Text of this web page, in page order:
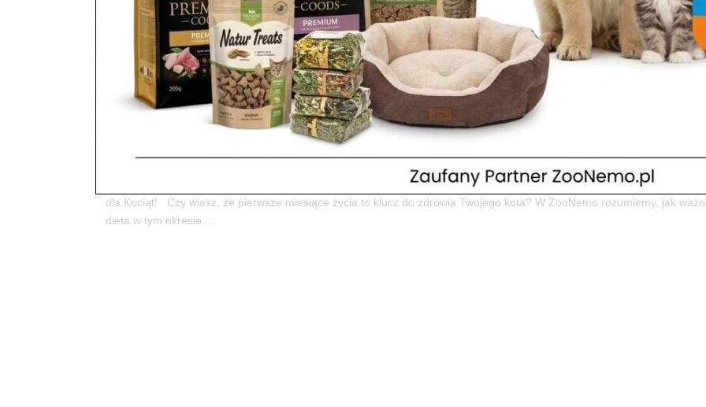
Bezzbożowa Karma dla Kociąt Country Taste – Idealny Start!
Darmowa Dostawa: Legionowo, Nowy Dwór Mazowiecki i Okolice!
Country Taste
8„Idealny Start dla Twojego Kociaka z Country Taste!” 🐾 Czas na Najlepszy Start: Odkryj Bezzbożową Karmę Country
dla Kociąt! Czy wiesz, że pierwsze miesiące życia to klucz do zdrowia Twojego kota? W ZooNemo rozumiemy, jak
dieta w tym okresie....